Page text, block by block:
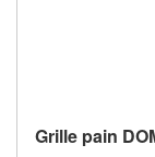
Grille pain